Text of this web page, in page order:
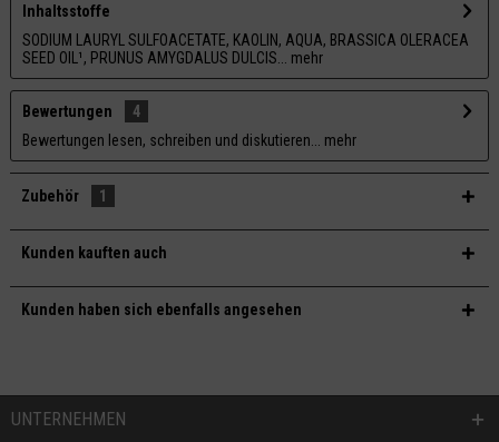
Inhaltsstoffe
SODIUM LAURYL SULFOACETATE, KAOLIN, AQUA, BRASSICA OLERACEA
SEED OIL¹, PRUNUS AMYGDALUS DULCIS...
mehr
Bewertungen
4
Bewertungen lesen, schreiben und diskutieren...
mehr
Zubehör 1
Kunden kauften auch
Kunden haben sich ebenfalls angesehen
UNTERNEHMEN